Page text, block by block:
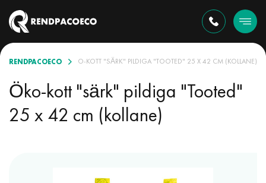
RENDPACOECO
KOTID VALIKUS ÖKO-KOTT "SÄRK" PILDIGA "TOOTED" 25 X 42 CM (KOLLANE)
Öko-kott "särk" pildiga "Tooted"
25 x 42 cm (kollane)